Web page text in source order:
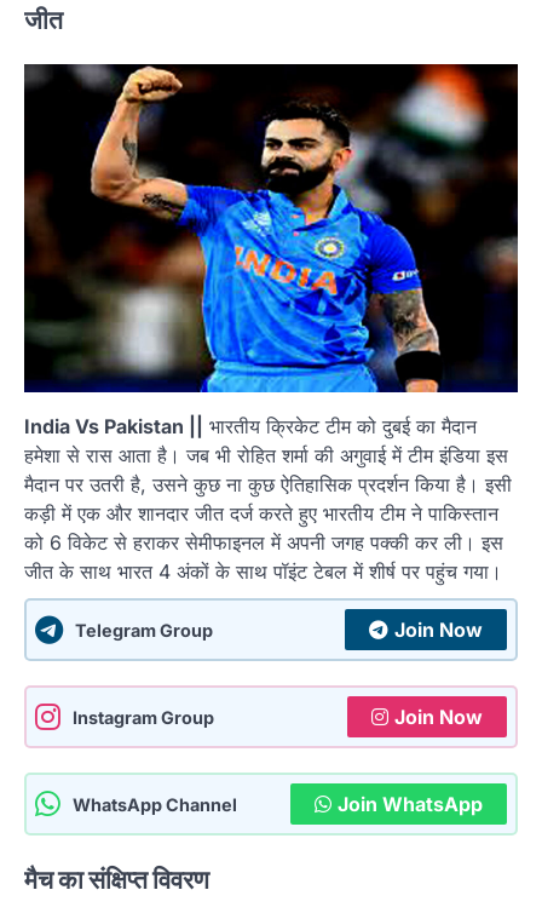
जीत
India Vs Pakistan ||
भारतीय क्रिकेट टीम को दुबई का मैदान
हमेशा से रास आता है। जब भी रोहित शर्मा की अगुवाई में टीम इंडिया इस
मैदान पर उतरी है, उसने कुछ ना कुछ ऐतिहासिक प्रदर्शन किया है। इसी
कड़ी में एक और शानदार जीत दर्ज करते हुए भारतीय टीम ने पाकिस्तान
को 6 विकेट से हराकर सेमीफाइनल में अपनी जगह पक्की कर ली। इस
जीत के साथ भारत 4 अंकों के साथ पॉइंट टेबल में शीर्ष पर पहुंच गया।
Telegram Group Join Now
Instagram Group Join Now
WhatsApp Channel Join WhatsApp
मैच का संक्षिप्त विवरण